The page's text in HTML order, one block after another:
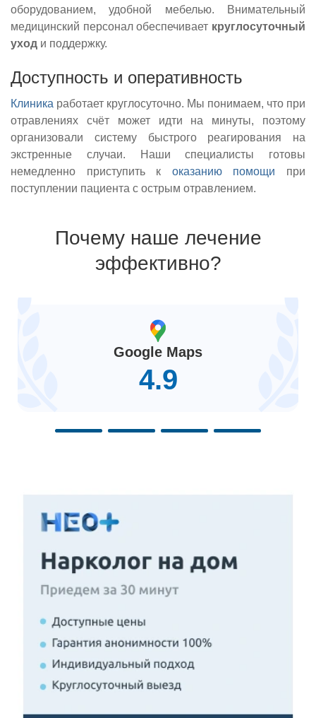
оборудованием, удобной мебелью. Внимательный
медицинский персонал обеспечивает круглосуточный
уход и поддержку.
Доступность и оперативность
Клиника работает круглосуточно. Мы понимаем, что при
отравлениях счёт может идти на минуты, поэтому
организовали систему быстрого реагирования на
экстренные случаи. Наши специалисты готовы
немедленно приступить к оказанию помощи при
поступлении пациента с острым отравлением.
Почему наше лечение
эффективно?
Google Maps
4.9